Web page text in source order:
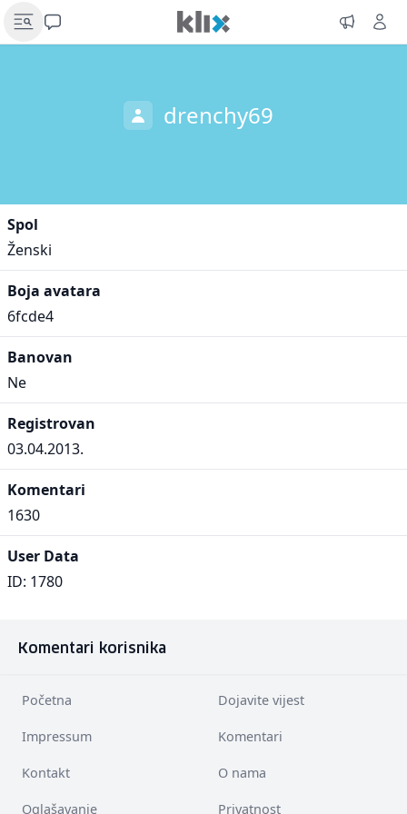
drenchy69
Spol
Ženski
Boja avatara
6fcde4
Banovan
Ne
Registrovan
03.04.2013.
Komentari
1630
User Data
ID: 1780
Komentari korisnika
Početna Dojavite vijest
Impressum Komentari
Kontakt O nama
Oglašavanje Privatnost